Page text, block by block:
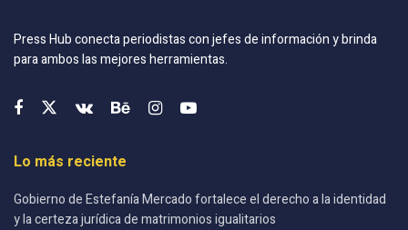
Press Hub conecta periodistas con jefes de información y brinda
para ambos las mejores herramientas.
Lo más reciente
Gobierno de Estefanía Mercado fortalece el derecho a la identidad
y la certeza jurídica de matrimonios igualitarios